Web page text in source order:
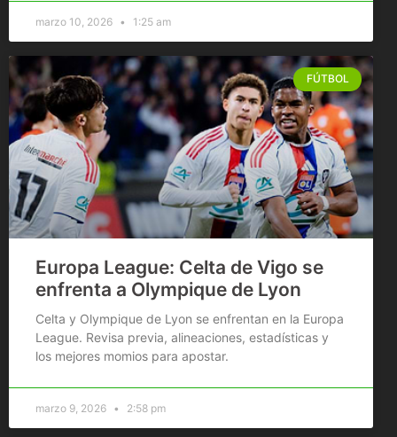
marzo 10, 2026 1:25 am
FÚTBOL
Europa League: Celta de Vigo se
enfrenta a Olympique de Lyon
Celta y Olympique de Lyon se enfrentan en la Europa
League. Revisa previa, alineaciones, estadísticas y
los mejores momios para apostar.
marzo 9, 2026 2:58 pm